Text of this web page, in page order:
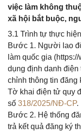
việc làm không
xã hội bắt buộc,
3.1 Trình tự thực hiện
Bước 1. Người lao
làm quốc gia
dụng định danh điện
chỉnh thông tin đăng
Tờ khai điện tử quy
số 318/2025/NĐ-CP.
Bước 2. Hệ thống
trả kết quả đăng ký